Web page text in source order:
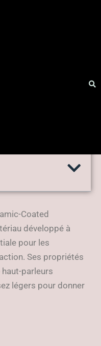
Audio
Coated
développé à
pour les
Ses propriétés
parleurs
légers pour donner